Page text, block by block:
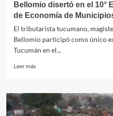
Bellomio disertó en el 10°
de Economía de
El tributarista tucumano,
Bellomio participó como único
Tucumán en el...
Leer másLeer
Bellomio
disertó
en